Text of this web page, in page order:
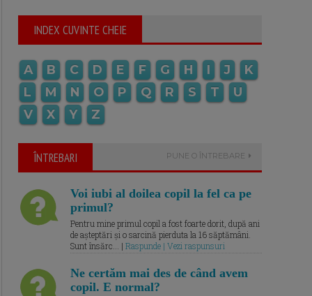
INDEX CUVINTE CHEIE
A B C D E F G H I J
K
L
M N O P Q R S T
U
V
X Y Z
ÎNTREBARI PUNE O ÎNTREBARE
Voi iubi al doilea copil la fel ca pe
primul?
Pentru mine primul copil a fost foarte dorit, după ani
de așteptări și o sarcină pierduta la 16 săptămâni.
Sunt însărc... | Raspunde | Vezi raspunsuri
Ne certăm mai des de când avem
copil. E normal?